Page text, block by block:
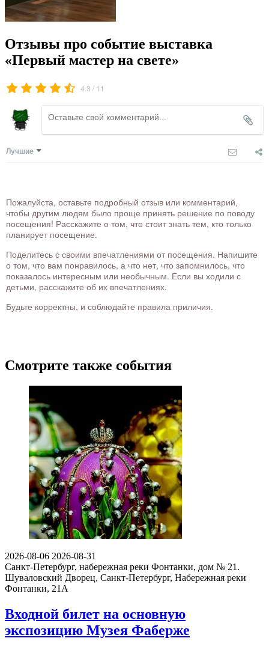
Отзывы про событие выставка
«Первый мастер на свете»
4.3 / 11
Лучшие
Пожалуйста, оставьте подробный отзыв или комментарий,
чтобы другим людям было проще принять решение по поводу
посещения! Расскажите о том, что стоит знать тем, кто только
планирует посещение.
Поделитесь с своими впечатлениями от посещения. Напишите
о том, что вам понравилось, а что нет, что запомнилось, что
показалось интересным или необычным. Если вы ходили с
детьми, расскажите об их впечатлениях.
Будьте корректны, и соблюдайте правила приличия.
Смотрите также события
2026-08-06 2026-08-31
Санкт-Петербург, набережная реки Фонтанки, дом № 21.
Шуваловский Дворец, Санкт-Петербург, Набережная реки
Фонтанки, 21А
Входной билет на основную
экспозицию Музея Фаберже